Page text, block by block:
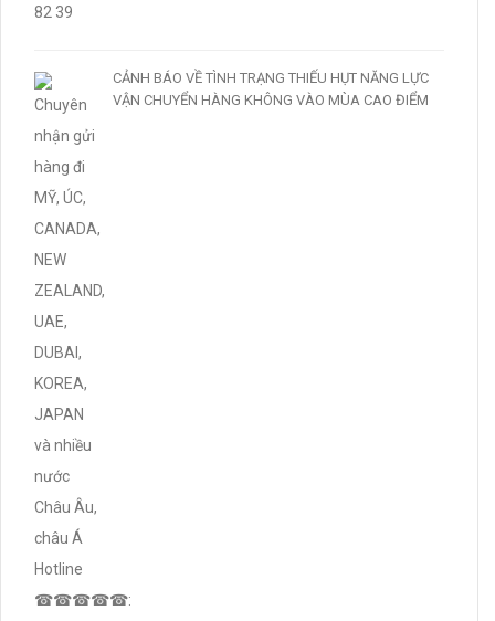
CẢNH BÁO VỀ TÌNH TRẠNG THIẾU HỤT NĂNG LỰC
VẬN CHUYỂN HÀNG KHÔNG VÀO MÙA CAO ĐIỂM